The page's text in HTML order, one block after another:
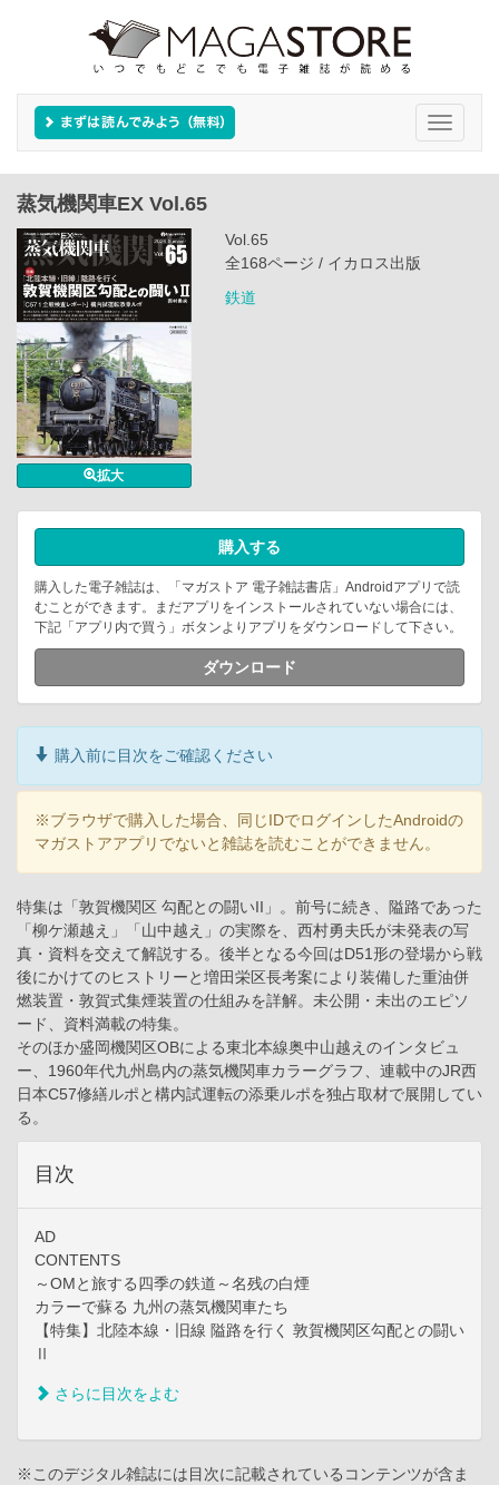
Toggle
蒸気機関車EX Vol.65
拡大
Vol.65
全168ページ / イカロス出版
鉄道
購入する
購入した電子雑誌は、「マガストア 電子雑誌書店」Androidアプリで読
むことができます。まだアプリをインストールされていない場合には、
下記「アプリ内で買う」ボタンよりアプリをダウンロードして下さい。
ダウンロード
購入前に目次をご確認ください
※ブラウザで購入した場合、同じIDでログインしたAndroidの
マガストアアプリでないと雑誌を読むことができません。
特集は「敦賀機関区 勾配との闘いII」。前号に続き、隘路であった
「柳ケ瀬越え」「山中越え」の実際を、西村勇夫氏が未発表の写
真・資料を交えて解説する。後半となる今回はD51形の登場から戦
後にかけてのヒストリーと増田栄区長考案により装備した重油併
燃装置・敦賀式集煙装置の仕組みを詳解。未公開・未出のエピソ
ード、資料満載の特集。
そのほか盛岡機関区OBによる東北本線奥中山越えのインタビュ
ー、1960年代九州島内の蒸気機関車カラーグラフ、連載中のJR西
日本C57修繕ルポと構内試運転の添乗ルポを独占取材で展開してい
る。
目次
AD
CONTENTS
～OMと旅する四季の鉄道～名残の白煙
カラーで蘇る 九州の蒸気機関車たち
【特集】北陸本線・旧線 隘路を行く 敦賀機関区勾配との闘い
Ⅱ
さらに目次をよむ
※このデジタル雑誌には目次に記載されているコンテンツが含ま